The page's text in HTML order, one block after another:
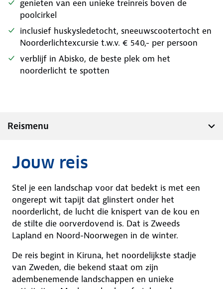
genieten van een unieke treinreis boven de
poolcirkel
inclusief huskysledetocht, sneeuwscootertocht en
Noorderlichtexcursie t.w.v. € 540,- per persoon
verblijf in Abisko, de beste plek om het
noorderlicht te spotten
Reismenu
Jouw reis
Stel je een landschap voor dat bedekt is met een
ongerept wit tapijt dat glinstert onder het
noorderlicht, de lucht die knispert van de kou en
de stilte die oorverdovend is. Dat is Zweeds
Lapland en Noord-Noorwegen in de winter.
De reis begint in Kiruna, het noordelijkste stadje
van Zweden, die bekend staat om zijn
adembenemende landschappen en unieke